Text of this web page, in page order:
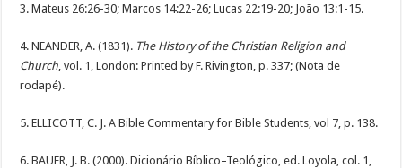
3. Mateus 26:26-30; Marcos 14:22-26; Lucas 22:19-20; João 13:1-15.
4. NEANDER, A. (1831). The History of the Christian Religion and
Church , vol. 1, London: Printed by F. Rivington, p. 337; (Nota de
rodapé).
5. ELLICOTT, C. J. A Bible Commentary for Bible Students, vol 7, p. 138.
6. BAUER, J. B. (2000). Dicionário Bíblico–Teológico, ed. Loyola, col. 1,